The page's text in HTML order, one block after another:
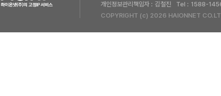
개인정보관리책임자 : 김철진 Tel : 1588-
COPYRIGHT (c) 2026 HAIONNET